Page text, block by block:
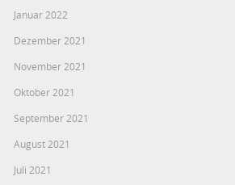
Januar 2022
Dezember 2021
November 2021
Oktober 2021
September 2021
August 2021
Juli 2021